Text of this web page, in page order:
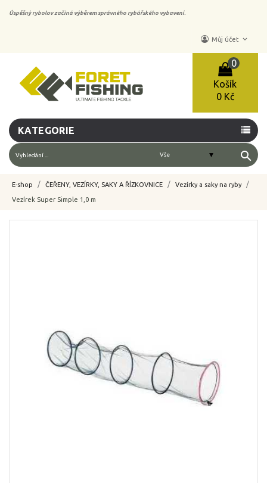
Úspěšný rybolov začíná výběrem správného rybářského vybavení.
Můj účet keyboard_arrow_down
Košík
0
0 Kč
KATEGORIE
search
E-shop ČEŘENY, VEZÍRKY, SAKY A ŘÍZKOVNICE Vezírky a saky na ryby
Vezírek Super Simple 1,0 m